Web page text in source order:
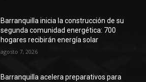
Barranquilla inicia la construcción de su
segunda comunidad energética: 700
hogares recibirán energía solar
agosto 7, 2026
Barranquilla acelera preparativos para